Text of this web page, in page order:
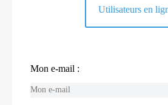
Utilisateurs en
Mon e-mail :